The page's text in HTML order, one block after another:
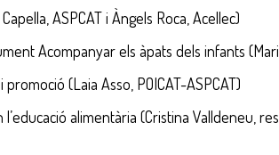
ASPCAT i Àngels Roca, Acellec)
Acompanyar els àpats dels infants
(Laia Asso, POICAT-ASPCAT)
alimentària (Cristina Valldeneu,